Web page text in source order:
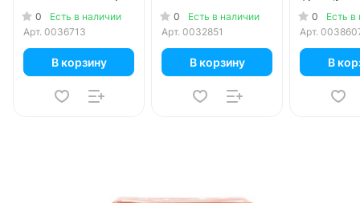
0
Есть в наличии
Арт. 0036713
В корзину
720 гр
0
Есть в наличии
Арт. 0032851
В корзину
0
Есть в
Арт.
В